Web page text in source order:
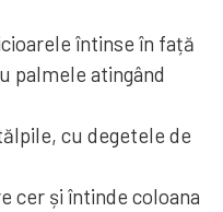
întinse în față
palmele atingând
cu degetele de
cer și întinde coloana